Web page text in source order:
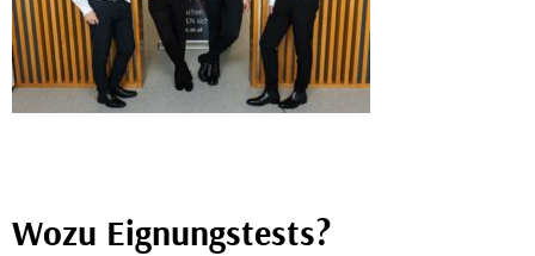
Wozu Eignungstests?